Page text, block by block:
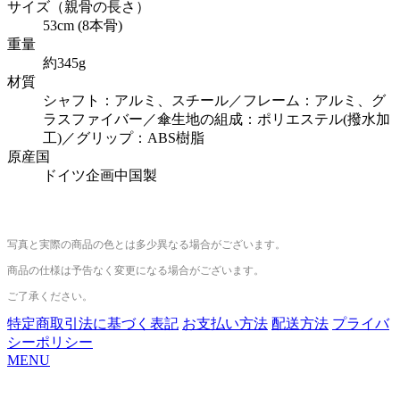
サイズ（親骨の長さ）
53cm (8本骨)
重量
約345g
材質
シャフト：アルミ、スチール／フレーム：アルミ、グ
ラスファイバー／傘生地の組成：ポリエステル(撥水加
工)／グリップ：ABS樹脂
原産国
ドイツ企画中国製
写真と実際の商品の色とは多少異なる場合がございます。
商品の仕様は予告なく変更になる場合がございます。
ご了承ください。
特定商取引法に基づく表記 お支払い方法 配送方法 プライバ
シーポリシー
MENU